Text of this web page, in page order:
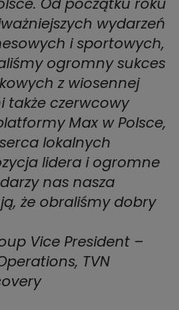
wydarzeń
i sportowych,
ogromny sukces
z wiosennej
także czerwcowy
Max w Polsce,
lokalnych
lidera i ogromne
nas nasza
że obraliśmy dobry
Vice President –
TVN